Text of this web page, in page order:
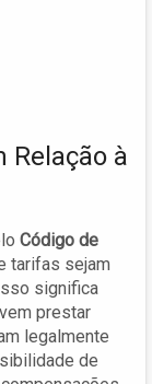
Relação à
Código de
tarifas sejam
significa
prestar
legalmente
de